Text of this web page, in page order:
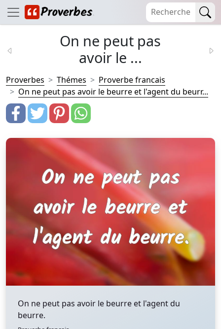
On ne peut pas
avoir le ...
Proverbes Thémes
Proverbe francais
On ne peut pas avoir le beurre et l'agent du beurr...
On ne peut pas avoir le beurre et l'agent du
beurre.